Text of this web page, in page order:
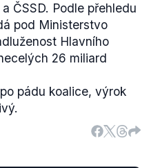
ČSSD. Podle přehledu
pod Ministerstvo
Hlavního
26 miliard
pádu koalice, výrok